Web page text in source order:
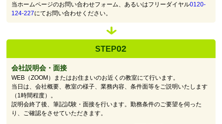
当ホームページのお問い合わせフォーム、あるいはフリーダイヤル0120-
124-227にてお問い合わせください。
STEP02
会社説明会・面接
WEB（ZOOM）またはお住まいのお近くの教室にて行います。
当日は、会社概要、教室の様子、業務内容、条件面等をご説明いたします
（1時間程度）。
説明会終了後、筆記試験・面接を行います。勤務条件のご要望を伺った
り、ご確認をさせていただきます。